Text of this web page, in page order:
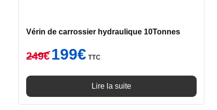
Vérin de carrossier hydraulique 10Tonnes
249€
Le
prix
199€prix
est :
TTC
Lire la suite